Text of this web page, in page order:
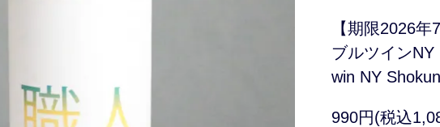
【期限2026
ブルツイン
win NY
990円(税込